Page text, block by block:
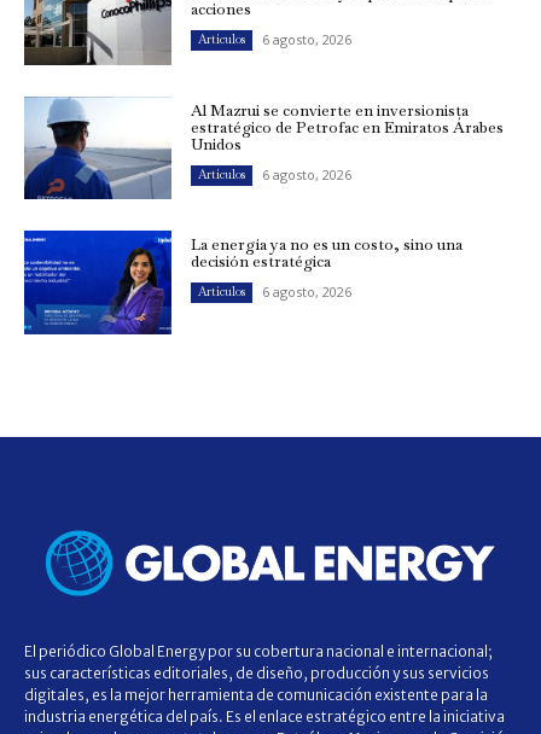
acciones
Artículos 6 agosto, 2026
Al Mazrui se convierte en inversionista
estratégico de Petrofac en Emiratos Árabes
Unidos
Artículos 6 agosto, 2026
La energía ya no es un costo, sino una
decisión estratégica
Artículos 6 agosto, 2026
El periódico Global Energy por su cobertura nacional e internacional;
sus características editoriales, de diseño, producción y sus servicios
digitales, es la mejor herramienta de comunicación existente para la
industria energética del país. Es el enlace estratégico entre la iniciativa